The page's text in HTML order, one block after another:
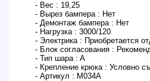
- Вес : 19,25
- Вырез бампера : Нет
- Демонтаж бампера : Нет
- Нагрузка : 3000/120
- Электрика : Приобретается
- Блок согласования :
- Тип шара : A
- Крепление крюка : Условно
- Артикул : M034A